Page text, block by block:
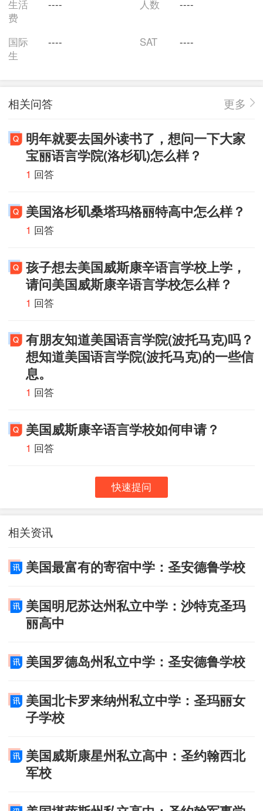
学。每周提…
生活
费
---- 人数 ----
国际
生
---- SAT ----
相关问答 更多
明年就要去国外读书了，想问一下大家
宝丽语言学院(洛杉矶)怎么样？
1 回答
美国洛杉矶桑塔玛格丽特高中怎么样？
1 回答
孩子想去美国威斯康辛语言学校上学，
请问美国威斯康辛语言学校怎么样？
1 回答
有朋友知道美国语言学院(波托马克)吗？
想知道美国语言学院(波托马克)的一些信
息。
1 回答
美国威斯康辛语言学校如何申请？
1 回答
快速提问
相关资讯
美国最富有的寄宿中学：圣安德鲁学校
美国明尼苏达州私立中学：沙特克圣玛
丽高中
美国罗德岛州私立中学：圣安德鲁学校
美国北卡罗来纳州私立中学：圣玛丽女
子学校
美国威斯康星州私立高中：圣约翰西北
军校